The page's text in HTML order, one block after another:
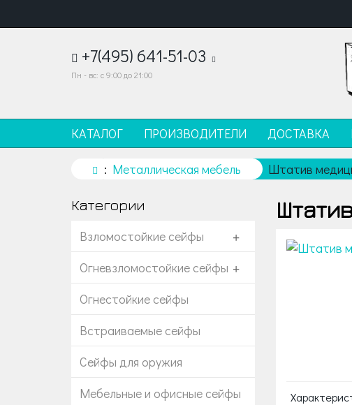
+7(495) 641-51-03
Пн - вс: с 9:00 до 21:00
КАТАЛОГ ПРОИЗВОДИТЕЛИ ДОСТАВКА
Металлическая мебель Штатив
Категории
Взломостойкие сейфы +
Огневзломостойкие сейфы +
Огнестойкие сейфы
Встраиваемые сейфы
Сейфы для оружия
Мебельные и офисные сейфы